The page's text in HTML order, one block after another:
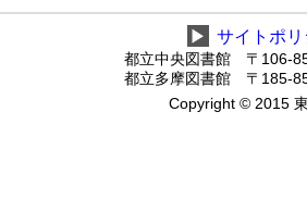
▶ サイトポリ
都立中央図書館 〒106-
都立多摩図書館 〒185-
Copyright © 2015